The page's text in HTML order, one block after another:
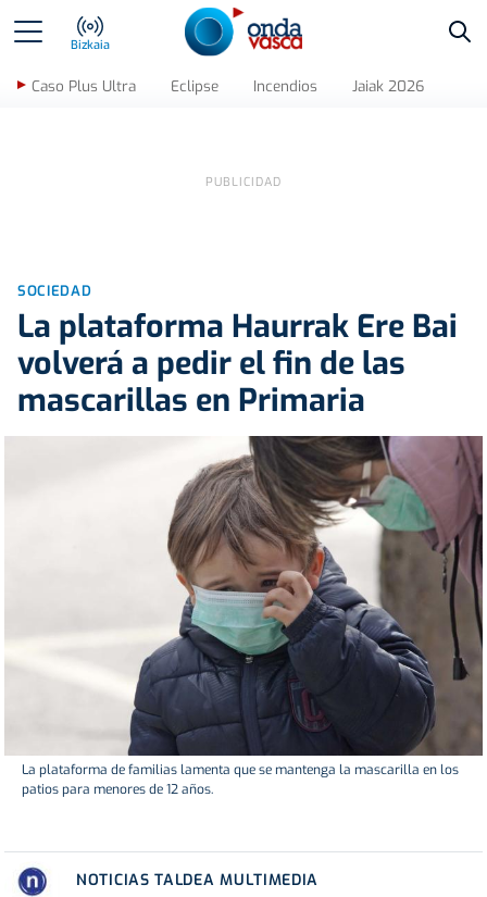
Bizkaia
Caso Plus Ultra Eclipse Incendios Jaiak 2026
SOCIEDAD
La plataforma Haurrak Ere Bai
volverá a pedir el fin de las
mascarillas en Primaria
La plataforma de familias lamenta que se mantenga la mascarilla en los
patios para menores de 12 años.
NOTICIAS TALDEA MULTIMEDIA